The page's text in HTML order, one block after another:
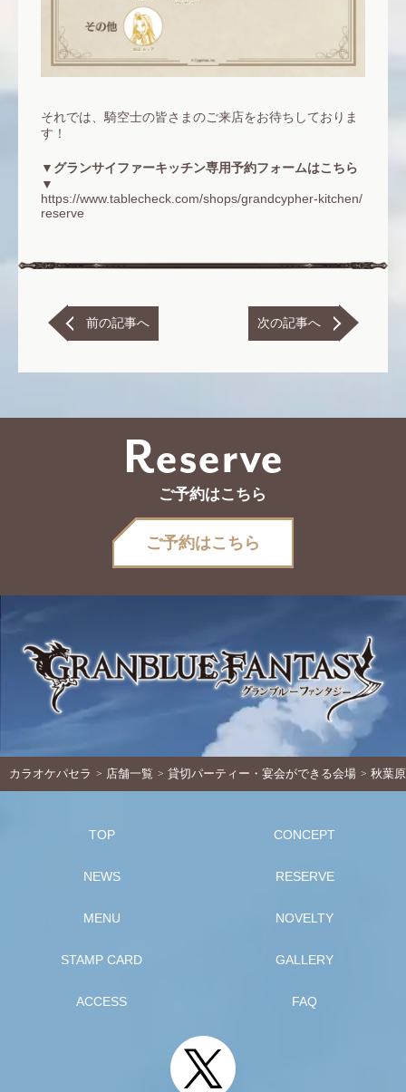
それでは、騎空士の皆さまのご来店をお待ちしておりま
す！
▼グランサイファーキッチン専用予約フォームはこちら
▼
https://www.tablecheck.com/shops/grandcypher-kitchen/
reserve
前の記事へ 次の記事へ
Reserve
ご予約はこちら
ご予約はこちら
カラオケパセラ 店舗一覧 貸切パーティー・宴会ができる会場 秋葉
TOP CONCEPT
NEWS RESERVE
MENU NOVELTY
STAMP CARD GALLERY
ACCESS FAQ